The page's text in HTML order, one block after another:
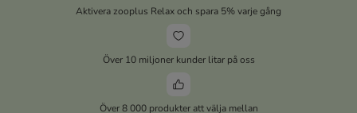
Aktivera zooplus Relax och spara 5% varje gång
Över 10 miljoner kunder litar på oss
Över 8 000 produkter att välja mellan